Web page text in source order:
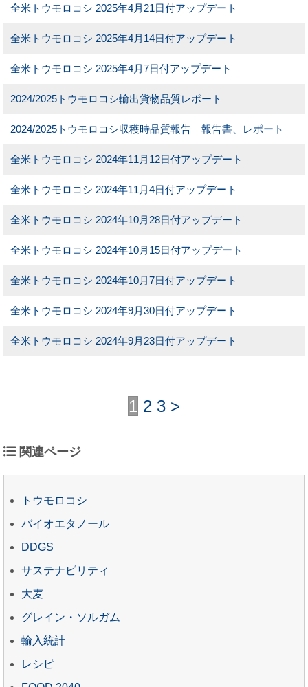
全米トウモロコシ 2025年4月21日付アップデート
全米トウモロコシ 2025年4月14日付アップデート
全米トウモロコシ 2025年4月7日付アップデート
2024/2025トウモロコシ輸出貨物品質レポート
2024/2025トウモロコシ収穫時品質報告 報告書、レポート
全米トウモロコシ 2024年11月12日付アップデート
全米トウモロコシ 2024年11月4日付アップデート
全米トウモロコシ 2024年10月28日付アップデート
全米トウモロコシ 2024年10月15日付アップデート
全米トウモロコシ 2024年10月7日付アップデート
全米トウモロコシ 2024年9月30日付アップデート
全米トウモロコシ 2024年9月23日付アップデート
1 2 3 >
関連ページ
トウモロコシ
バイオエタノール
DDGS
サステナビリティ
大麦
グレイン・ソルガム
輸入統計
レシピ